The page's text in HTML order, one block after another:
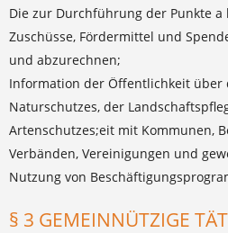
Die zur Durchführung der Punkte
Zuschüsse, Fördermittel und
und abzurechnen;
Information der Öffentlichkeit über
Naturschutzes, der
Artenschutzes;eit mit Kommunen,
Verbänden, Vereinigungen und
Nutzung von
§ 3 GEMEINNÜTZIGE